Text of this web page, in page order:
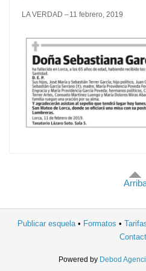
LA VERDAD 11 febrero, 2019
Publicar esquela Formatos
Powered by Debod